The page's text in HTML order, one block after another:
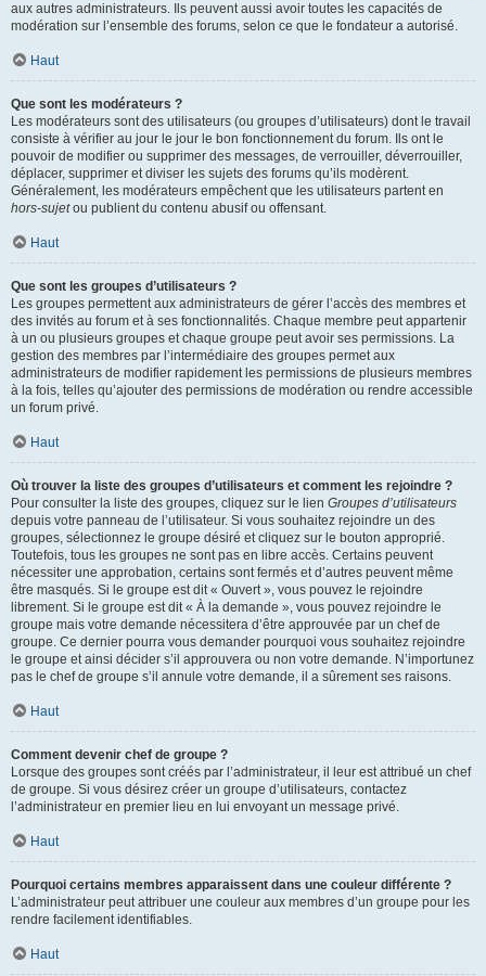
aux autres administrateurs. Ils peuvent aussi avoir toutes les capacités de
modération sur l’ensemble des forums, selon ce que le fondateur a autorisé.
Haut
Que sont les modérateurs ?
Les modérateurs sont des utilisateurs (ou groupes d’utilisateurs) dont le travail
consiste à vérifier au jour le jour le bon fonctionnement du forum. Ils ont le
pouvoir de modifier ou supprimer des messages, de verrouiller, déverrouiller,
déplacer, supprimer et diviser les sujets des forums qu’ils modèrent.
Généralement, les modérateurs empêchent que les utilisateurs partent en
hors-sujetou publient du contenu abusif ou offensant.
Haut
Que sont les groupes d’utilisateurs ?
Les groupes permettent aux administrateurs de gérer l’accès des membres et
des invités au forum et à ses fonctionnalités. Chaque membre peut appartenir
à un ou plusieurs groupes et chaque groupe peut avoir ses permissions. La
gestion des membres par l’intermédiaire des groupes permet aux
administrateurs de modifier rapidement les permissions de plusieurs membres
à la fois, telles qu’ajouter des permissions de modération ou rendre accessible
un forum privé.
Haut
Où trouver la liste des groupes d’utilisateurs et comment les rejoindre ?
Pour consulter la liste des groupes, cliquez sur le lien Groupes d’utilisateurs
depuis votre panneau de l’utilisateur. Si vous souhaitez rejoindre un des
groupes, sélectionnez le groupe désiré et cliquez sur le bouton approprié.
Toutefois, tous les groupes ne sont pas en libre accès. Certains peuvent
nécessiter une approbation, certains sont fermés et d’autres peuvent même
être masqués. Si le groupe est dit « Ouvert », vous pouvez le rejoindre
librement. Si le groupe est dit « À la demande », vous pouvez rejoindre le
groupe mais votre demande nécessitera d’être approuvée par un chef de
groupe. Ce dernier pourra vous demander pourquoi vous souhaitez rejoindre
le groupe et ainsi décider s’il approuvera ou non votre demande. N’importunez
pas le chef de groupe s’il annule votre demande, il a sûrement ses raisons.
Haut
Comment devenir chef de groupe ?
Lorsque des groupes sont créés par l’administrateur, il leur est attribué un chef
de groupe. Si vous désirez créer un groupe d’utilisateurs, contactez
l’administrateur en premier lieu en lui envoyant un message privé.
Haut
Pourquoi certains membres apparaissent dans une couleur différente ?
L’administrateur peut attribuer une couleur aux membres d’un groupe pour les
rendre facilement identifiables.
Haut